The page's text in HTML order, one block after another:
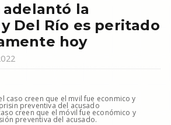
adelantó la
Del Río es peritado
hoy
creen que el móvil fue económico y
preventiva del acusado.